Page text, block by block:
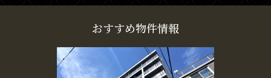
おすすめ物件情報